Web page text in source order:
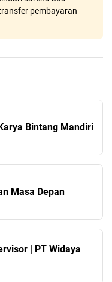
pembayaran
| PT Karya Bintang Mandiri
Masa Depan
| PT Widaya